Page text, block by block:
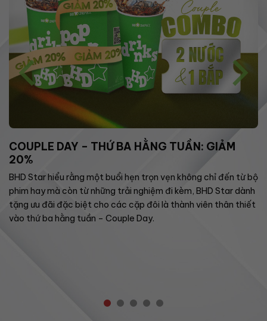
COUPLE DAY – THỨ BA HẰNG TUẦN: GIẢM
20%
BHD Star hiểu rằng một buổi hẹn trọn vẹn không chỉ đến từ bộ
phim hay mà còn từ những trải nghiệm đi kèm, BHD Star dành
tặng ưu đãi đặc biệt cho các cặp đôi là thành viên thân thiết
vào thứ ba hằng tuần – Couple Day.